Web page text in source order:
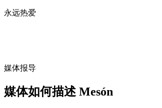
永远热爱
媒体报导
媒体如何描述 Mesón